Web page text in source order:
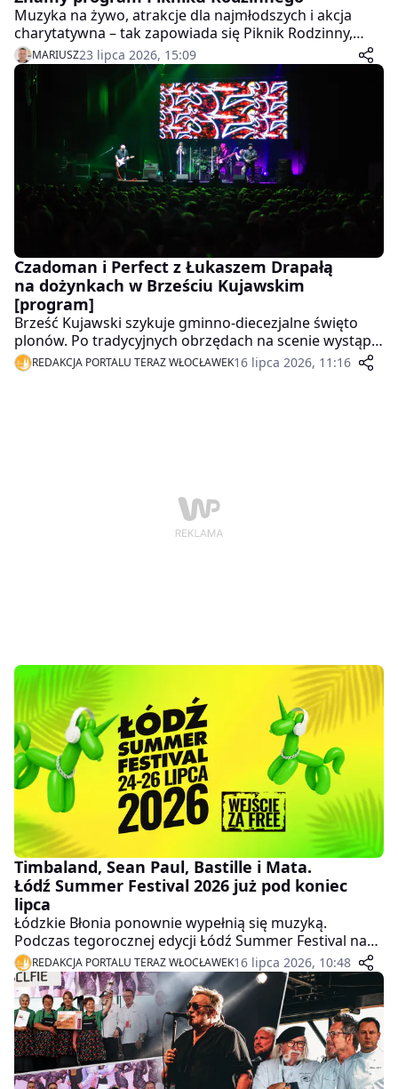
Muzyka na żywo, atrakcje dla najmłodszych i akcja
charytatywna – tak zapowiada się Piknik Rodzinny,
który odbędzie się w połowie sierpnia w Baruchowie.
Organizatorzy właśnie przedstawili program
wydarzenia.
MARIUSZ23 lipca 2026, 15:09
Czadoman i Perfect z Łukaszem Drapałą
na dożynkach w Brześciu Kujawskim
[program]
Brześć Kujawski szykuje gminno-diecezjalne święto
plonów. Po tradycyjnych obrzędach na scenie wystąpią
Czadoman, Trikato oraz Perfect z Łukaszem Drapałą.
Wieczór zakończy dyskoteka pod gwiazdami.
REDAKCJA PORTALU TERAZ WŁOCŁAWEK16 lipca 2026, 11:16
Timbaland, Sean Paul, Bastille i Mata.
Łódź Summer Festival 2026 już pod koniec
lipca
Łódzkie Błonia ponownie wypełnią się muzyką.
Podczas tegorocznej edycji Łódź Summer Festival na
dwóch scenach wystąpią 24 zespoły i artyści, w tym
sześć zagranicznych gwiazd. Wstęp na wszystkie
koncerty będzie bezpłatny.
REDAKCJA PORTALU TERAZ WŁOCŁAWEK16 lipca 2026, 10:48